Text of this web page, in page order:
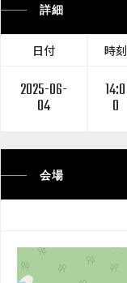
詳細
日付 時刻
2025-06-
04
14:0
0
会場